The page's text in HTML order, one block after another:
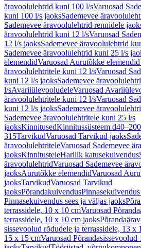
äravoolulehtrid kuni 100 l/sVaruosad
kuni 100 l/s jaoksSademevee
Sademevee äravoolulehtrid rennidele
äravoolulehtrid kuni 12 l/sVaruosad
12 l/s jaoksSademevee äravoolulehtrid
Sademevee äravoolulehtrid kuni 25 l/s
elemendidVaruosad Aurutõkke
äravoolulehtritele kuni 12 l/sVaruosad
kuni 12 l/s jaoksSademevee
l/sAvariiülevooludeleVaruosad
äravoolulehtritele kuni 12 l/sVaruosad
kuni 12 l/s jaoksSademevee
Sademevee äravoolulehtritele kuni 25 l/s
jaoksKinnitusedKinnitussüsteem d40–200
315TarvikudVaruosad Tarvikud jaoks
äravoolulehtriteleVaruosad Sademevee
jaoksKinnitusteleHarilik katusekuivendus
äravoolulehtridVaruosad Sademevee
jaoksAurutõkke elemendidVaruosad
jaoksTarvikudVaruosad Tarvikud
jaoksPõrandakuivendus
Pinnasekuivendus sees ja väljas jaoks
terrassidele, 10 x 10 cmVaruosad
terrassidele, 10 x 10 cm jaoks
sissevoolud rõdudele ja terrassidele, 13 x
15 x 15 cmVaruosad Põrandasissevoolud